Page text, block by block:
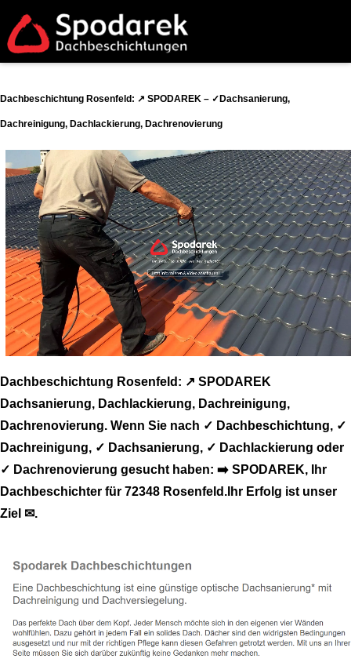
Dachbeschichtung Rosenfeld: ↗️ SPODAREK – ✓Dachsanierung,
Dachreinigung, Dachlackierung, Dachrenovierung
Dachbeschichtung Rosenfeld: ↗️ SPODAREK
Dachsanierung, Dachlackierung, Dachreinigung,
Dachrenovierung. Wenn Sie nach ✓ Dachbeschichtung, ✓
Dachreinigung, ✓ Dachsanierung, ✓ Dachlackierung oder
✓ Dachrenovierung gesucht haben: ➡️ SPODAREK, Ihr
Dachbeschichter für 72348 Rosenfeld.Ihr Erfolg ist unser
Ziel ✉.